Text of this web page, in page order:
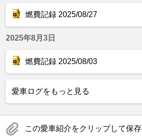
燃費記録 2025/08/27
2025年8月3日
燃費記録 2025/08/03
愛車ログをもっと見る
この愛車紹介をクリップして保存